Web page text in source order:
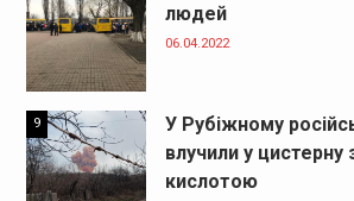
людей
06.04.2022
9
У Рубіжному
влучили у
кислотою